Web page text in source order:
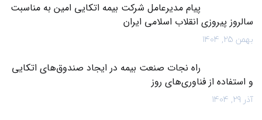
پیام مدیرعامل شرکت بیمه اتکایی امین به مناسبت
سالروز پیروزی انقلاب اسلامی ایران
بهمن 25, 1404
راه نجات صنعت بیمه در ایجاد صندوق‌های اتکایی
و استفاده از فناوری‌های روز
آذر 29, 1404